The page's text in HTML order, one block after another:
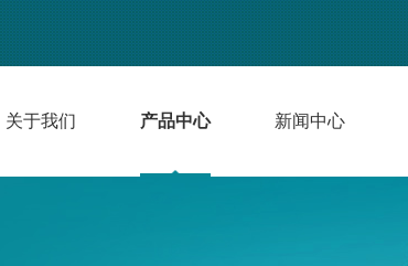
关于我们 产品中心 新闻中心